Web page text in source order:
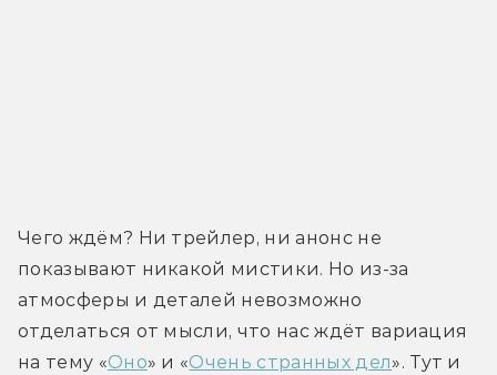
Чего ждём? Ни трейлер, ни анонс не
показывают никакой мистики. Но из-за
атмосферы и деталей невозможно
отделаться от мысли, что нас ждёт вариация
на тему «Оно» и «Очень странных дел». Тут и